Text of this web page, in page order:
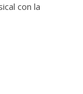
con la